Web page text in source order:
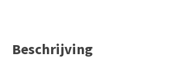
Beschrijving